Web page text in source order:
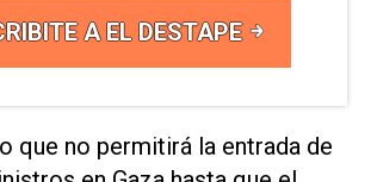
A EL DESTAPE
que no permitirá la entrada de